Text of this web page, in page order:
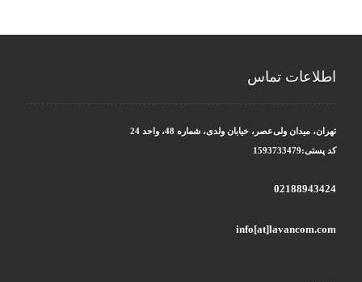
اطلاعات تماس
تهران، میدان ولی‌عصر، خیابان ولدی، شماره 48، واحد 24
کد پستی:1593733479
02188943424
info[at]lavancom.com